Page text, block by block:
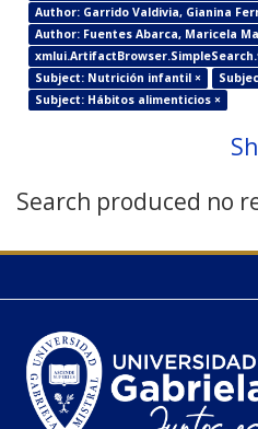
Author: Garrido Valdivia, Gianina
Author: Fuentes Abarca, Maricela
Subject: Nutrición infantil ×
Subject: Hábitos alimenticios ×
Search produced no